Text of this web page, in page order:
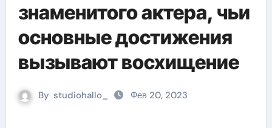
знаменитого актера, чьи
основные достижения
вызывают восхищение
By studiohallo_ Фев 20, 2023